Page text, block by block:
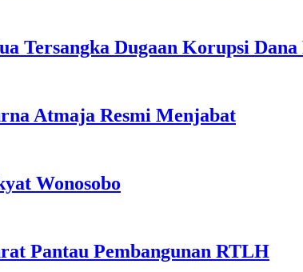
Tersangka Dugaan Korupsi Dana
Atmaja Resmi Menjabat
Wonosobo
Pantau Pembangunan RTLH